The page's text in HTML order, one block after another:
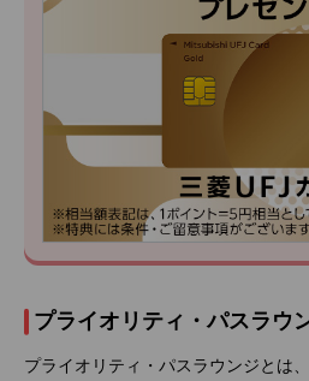
プライオリティ・パスラウ
プライオリティ・パスラウンジとは